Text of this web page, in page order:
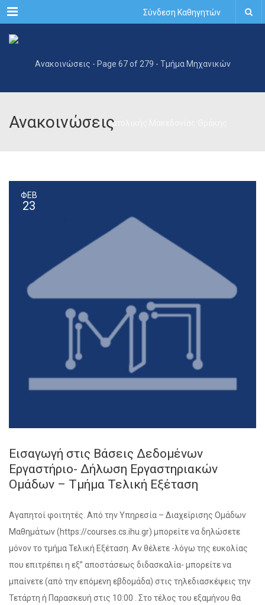
Menu Σύνδεση Καθηγητών
Ανακοινώσεις
ΦΕΒ
23
Εισαγωγή στις Βάσεις Δεδομένων
Εργαστήριο- Δήλωση Εργαστηριακών
Ομάδων – Τμήμα Τελική Εξέταση
Αγαπητοί φοιτητές. Από την Υπηρεσία – Διαχείρισης Ομάδων
Μαθημάτων (https://courses.cs.ihu.gr) μπορείτε να δηλώσετε
μόνον το τμήμα Τελική Εξέταση. Αν θέλετε -λόγω της ευκολίας
που επιτρέπει η εξ” αποστάσεως διδασκαλία- μπορείτε να
μπαίνετε (από την επόμενη εβδομάδα) στις τηλεδιασκέψεις την
Τετάρτη ή Παρασκευή στις 10:00 . Στο τέλος του εξαμήνου θα